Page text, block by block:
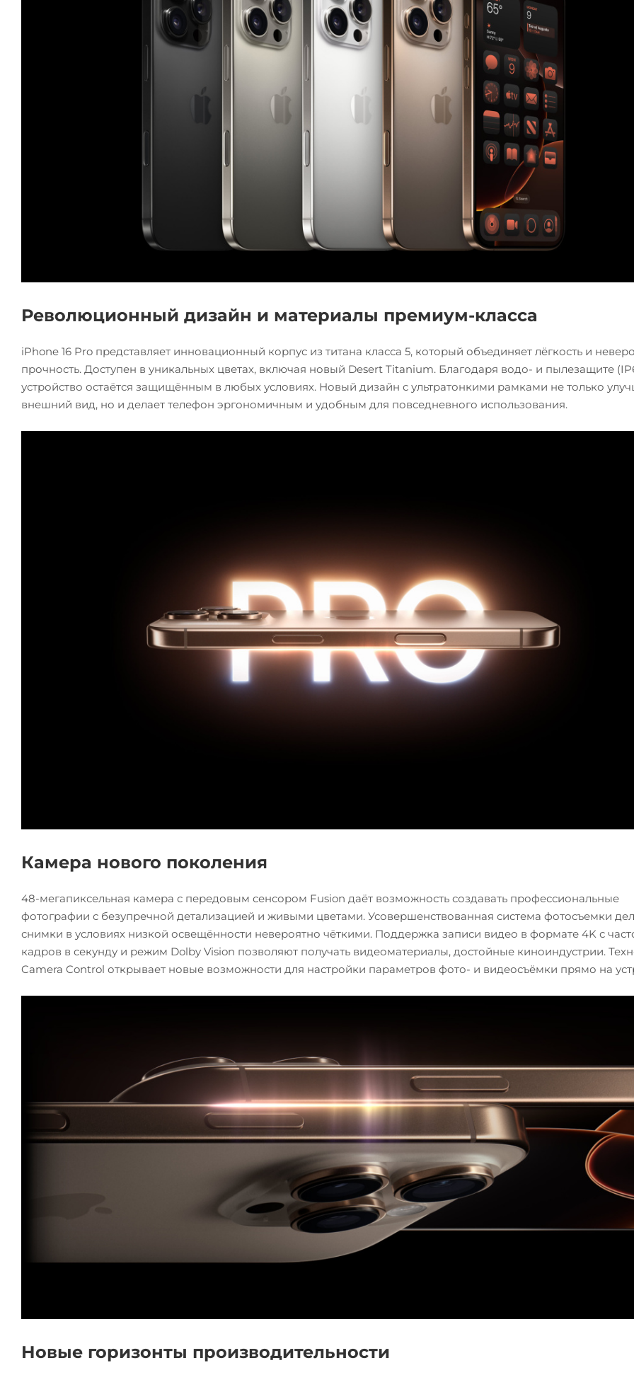
Революционный дизайн и материалы премиум-класса
iPhone 16 Pro представляет инновационный корпус из титана класса 5, который объединяет лёгкость и
прочность. Доступен в уникальных цветах, включая новый Desert Titanium. Благодаря водо- и пылезащите
устройство остаётся защищённым в любых условиях. Новый дизайн с ультратонкими рамками не только
внешний вид, но и делает телефон эргономичным и удобным для повседневного использования.
Камера нового поколения
48-мегапиксельная камера с передовым сенсором Fusion даёт возможность создавать профессиональные
фотографии с безупречной детализацией и живыми цветами. Усовершенствованная система фотосъемки
снимки в условиях низкой освещённости невероятно чёткими. Поддержка записи видео в формате 4K с
кадров в секунду и режим Dolby Vision позволяют получать видеоматериалы, достойные киноиндустрии.
Camera Control открывает новые возможности для настройки параметров фото- и видеосъёмки прямо на
Новые горизонты производительности